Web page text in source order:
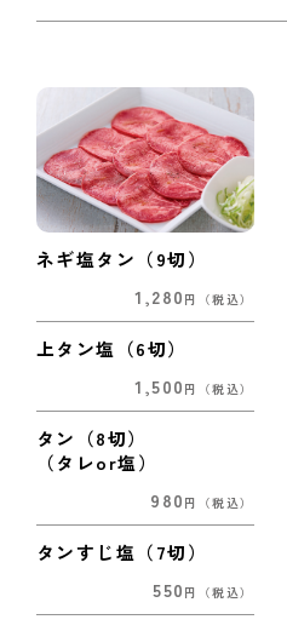
ネギ塩タン（9切）
1,280 円 （税込）
上タン塩（6切）
1,500 円 （税込）
タン（8切）
（タレor塩）
980 円 （税込）
タンすじ塩（7切）
550 円 （税込）